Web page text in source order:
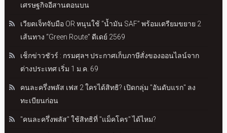
เศรษฐกิจอีสานตอนบน
เวียตเจ็ทจับมือ OR หนุนใช้ “น้ำมัน SAF” พร้อมเตรียมขยาย 2
เส้นทาง “Green Route” ดีเดย์ 2569
เช็กข่าวชัวร์ : กรมศุลฯ ประกาศเก็บภาษีสั่งของออนไลน์จาก
ต่างประเทศ เริ่ม 1 ม.ค. 69
คนละครึ่งพลัส เฟส 2 ใครได้สิทธิ? เปิดกลุ่ม "อันดับแรก" ลง
ทะเบียนก่อน
"คนละครึ่งพลัส" ใช้สิทธิที่ "แม็คโคร" ได้ไหม?